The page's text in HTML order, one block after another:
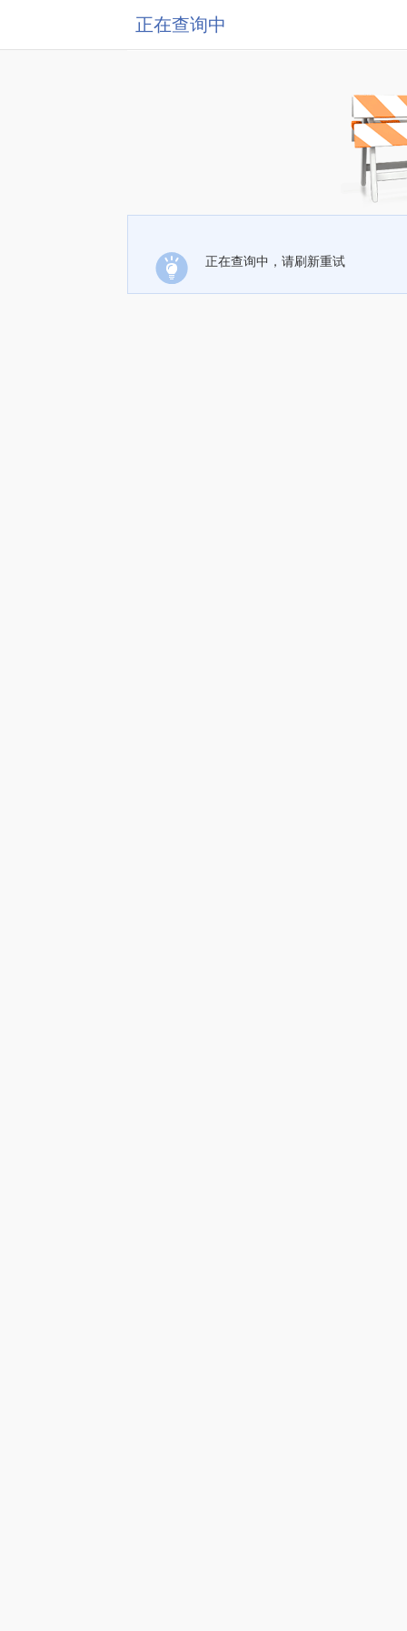
正在查询中
正在查询中，请刷新重试